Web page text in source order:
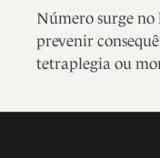
Número surge
prevenir
tetraplegia ou